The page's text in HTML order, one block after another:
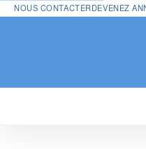
NOUS CONTACTERDEVENEZ